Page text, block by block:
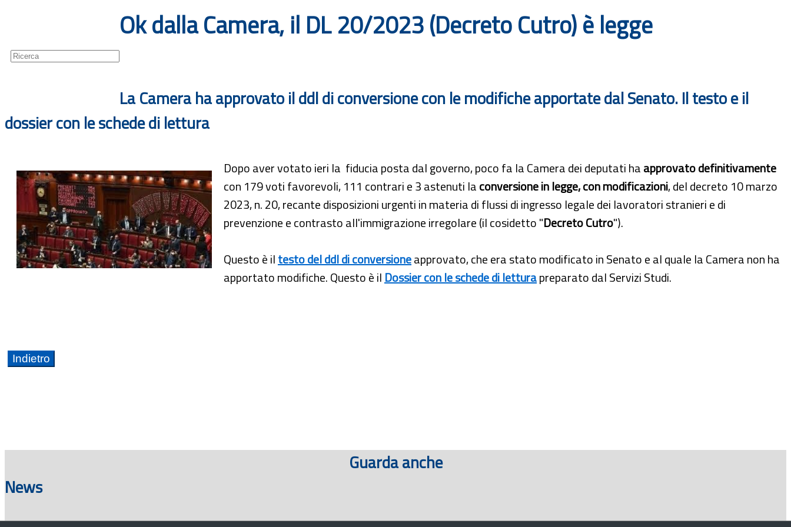
Ok dalla Camera, il DL 20/2023 (Decreto Cutro) è legge
La Camera ha approvato il ddl di conversione con le modifiche apportate dal Senato. Il testo e il
dossier con le schede di lettura
Dopo aver votato ieri la fiducia posta dal governo, poco fa la Camera dei deputati haapprovato definitivamente
con 179 voti favorevoli, 111 contrari e 3 astenuti laconversione in legge, con modificazioni, del decreto 10 marzo
2023, n. 20, recante disposizioni urgenti in materia di flussi di ingresso legale dei lavoratori stranieri e di
prevenzione e contrasto all'immigrazione irregolare (il cosidetto "Decreto Cutro").
Questo è iltesto del ddl di conversioneapprovato, che era stato modificato in Senato e al quale la Camera non ha
apportato modifiche. Questo è il Dossier con le schede di letturapreparato dal Servizi Studi.
Guarda anche
News